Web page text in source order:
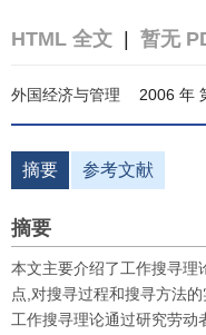
HTML 全文 暂无
外国经济与管理 2006 年
摘要 参考文献
摘要
本文主要介绍了工作搜寻理
点,对搜寻过程和搜寻方法
工作搜寻理论通过研究劳